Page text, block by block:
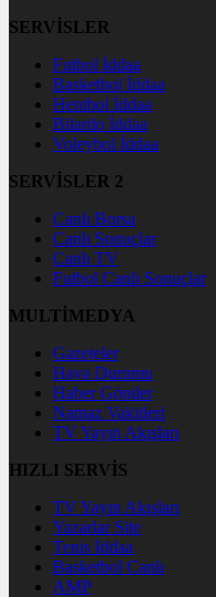
SERVİSLER
Futbol İddaa
Basketbol İddaa
Hentbol İddaa
Bilardo İddaa
Voleybol İddaa
SERVİSLER 2
Canlı Borsa
Canlı Sonuçlar
Canlı TV
Futbol Canlı Sonuçlar
MULTİMEDYA
Gazeteler
Hava Durumu
Haber Gönder
Namaz Vakitleri
TV Yayın Akışları
HIZLI SERVİS
TV Yayın Akışları
Yazarlar Site
Tenis İddaa
Basketbol Canlı
AMP